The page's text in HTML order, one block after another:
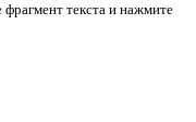
текста и нажмите